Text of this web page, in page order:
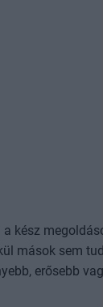
a kész
mások sem